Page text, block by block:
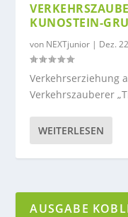
KUNOSTEIN-
von NEXTjunior | Dez.
Verkehrserziehung
Verkehrszauberer
WEITERLESEN
AUSGABE